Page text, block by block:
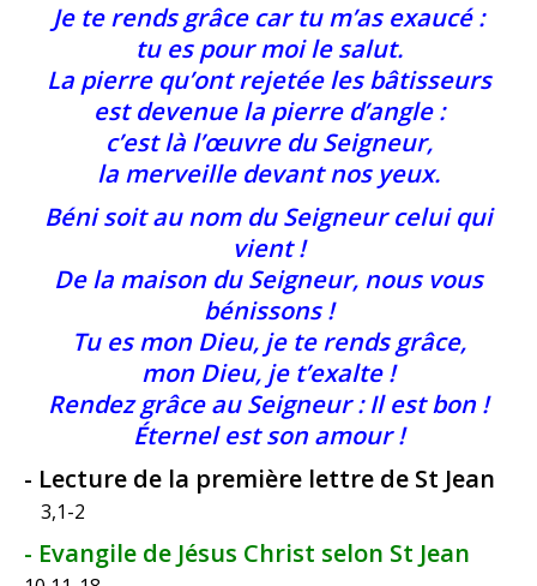
Je te rends grâce car tu m’as exaucé :
tu es pour moi le salut.
La pierre qu’ont rejetée les bâtisseurs
est devenue la pierre d’angle :
c’est là l’œuvre du Seigneur,
la merveille devant nos yeux.
Béni soit au nom du Seigneur celui qui
vient !
De la maison du Seigneur, nous vous
bénissons !
Tu es mon Dieu, je te rends grâce,
mon Dieu, je t’exalte !
Rendez grâce au Seigneur : Il est bon !
Éternel est son amour !
- Lecture de la première lettre de St Jean
3,1-2
- Evangile de Jésus Christ selon St Jean